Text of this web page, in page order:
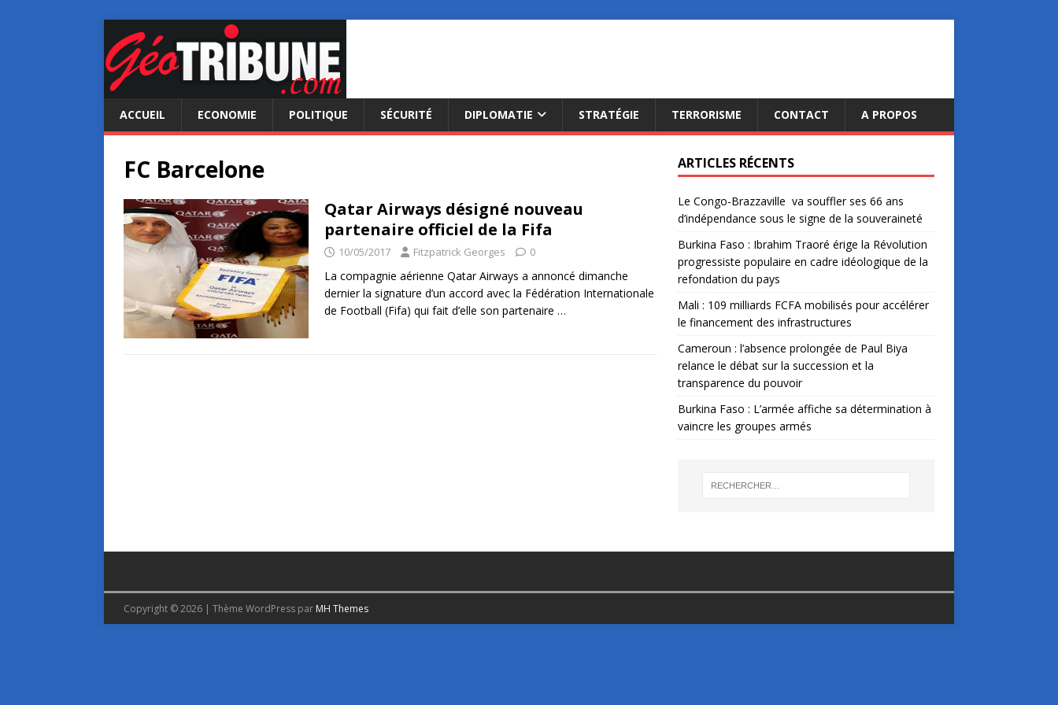
ACCUEIL ECONOMIE POLITIQUE SÉCURITÉ DIPLOMATIE STRATÉGIE TERRORISME CONTACT A PROPOS
FC Barcelone
Qatar Airways désigné nouveau
partenaire officiel de la Fifa
10/05/2017 Fitzpatrick Georges 0
La compagnie aérienne Qatar Airways a annoncé dimanche
dernier la signature d’un accord avec la Fédération Internationale
de Football (Fifa) qui fait d’elle son partenaire …
ARTICLES RÉCENTS
Le Congo-Brazzaville va souffler ses 66 ans
d’indépendance sous le signe de la souveraineté
Burkina Faso : Ibrahim Traoré érige la Révolution
progressiste populaire en cadre idéologique de la
refondation du pays
Mali : 109 milliards FCFA mobilisés pour accélérer
le financement des infrastructures
Cameroun : l’absence prolongée de Paul Biya
relance le débat sur la succession et la
transparence du pouvoir
Burkina Faso : L’armée affiche sa détermination à
vaincre les groupes armés
Copyright © 2026 | Thème WordPress par MH Themes